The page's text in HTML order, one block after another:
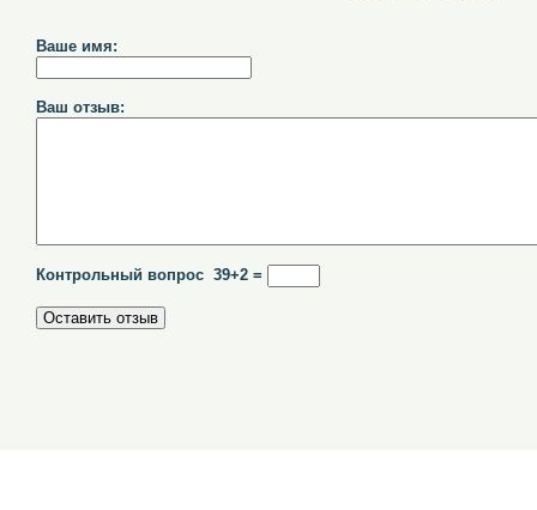
Ваше имя:
Ваш отзыв:
Контрольный вопрос 39+2 =